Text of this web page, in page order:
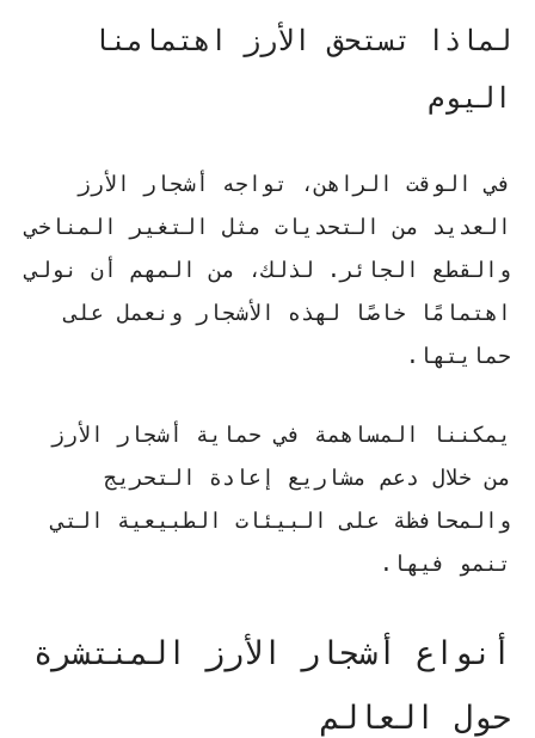
لماذا تستحق الأرز اهتمامنا
اليوم
في الوقت الراهن، تواجه أشجار الأرز
العديد من التحديات مثل التغير المناخي
والقطع الجائر. لذلك، من المهم أن نولي
اهتمامًا خاصًا لهذه الأشجار ونعمل على
حمايتها.
يمكننا المساهمة في حماية أشجار الأرز
من خلال دعم مشاريع إعادة التحريج
والمحافظة على البيئات الطبيعية التي
تنمو فيها.
أنواع أشجار الأرز المنتشرة
حول العالم